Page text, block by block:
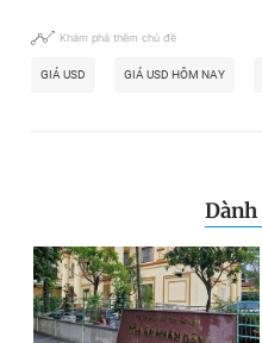
Khám phá thêm chủ đề
GIÁ USD GIÁ USD HÔM NAY